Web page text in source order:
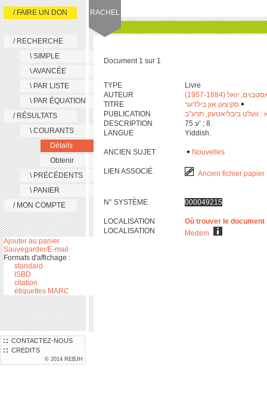
RACHEL
CONTACTEZ-NOUS
CREDITS
© 2014 REBJH
/ FAIRE UN DON
/ RECHERCHE
\ SIMPLE
\ AVANCÉE
\ PAR LISTE
\ PAR ÉQUATION
/ RÉSULTATS
\ COURANTS
Détails
Obtenir
\ PRÉCÉDENTS
\ PANIER
/ MON COMPTE
Ajouter au panier
Sauvegarder/E-mail
Formats d'affichage :
standard
ISBD
citation
étiquettes MARC
Document 1 sur 1
TYPE
Livre
AUTEUR
יואל (1957-1884)
TITRE
סקיצען און בילדער
PUBLICATION
: וועלט ביבליאטעק, תרע"ב
DESCRIPTION
‎7‎5 ע’ ; ‎8.
LANGUE
Yiddish.
ANCIEN SUJET Nouvelles
LIEN ASSOCIÉ Ancien fichier papier
N° SYSTÈME 000049215
LOCALISATION
Où trouver le document
LOCALISATION
Medem